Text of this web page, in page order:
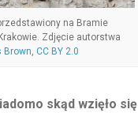
na Bramie
Zdjęcie autorstwa
Brown, CC BY 2.0
skąd wzięło się